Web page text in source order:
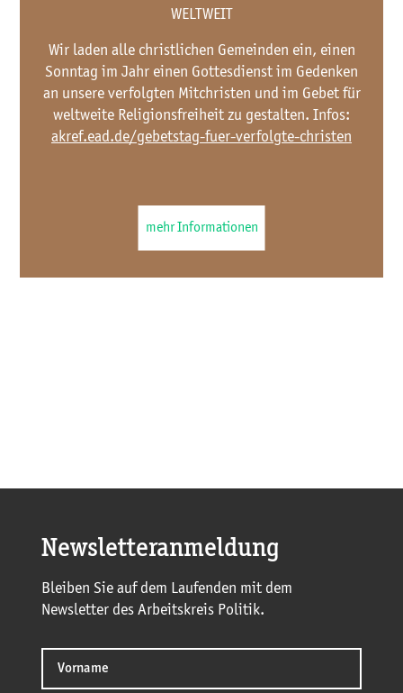
WELTWEIT
Wir laden alle christlichen Gemeinden ein, einen
Sonntag im Jahr einen Gottesdienst im Gedenken
an unsere verfolgten Mitchristen und im Gebet für
weltweite Religionsfreiheit zu gestalten. Infos:
akref.ead.de/gebetstag-fuer-verfolgte-christen
mehr Informationen
Newsletteranmeldung
Bleiben Sie auf dem Laufenden mit dem
Newsletter des Arbeitskreis Politik.